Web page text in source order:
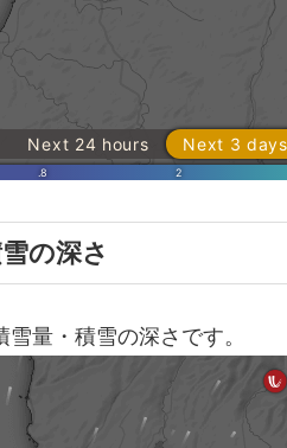
の深さ
量・積雪の深さです。